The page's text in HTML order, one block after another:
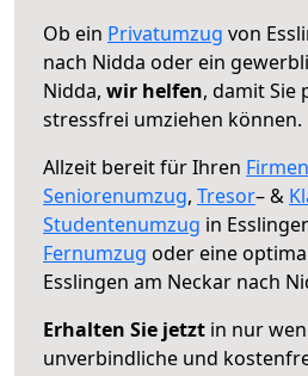
Ob ein Privatumzug von
nach Nidda oder ein
Nidda, wir helfen, damit Sie
stressfrei umziehen können.
Allzeit bereit für Ihren
Seniorenumzug, Tresor– &
Studentenumzug in
Fernumzug oder eine
Esslingen am Neckar nach
Erhalten Sie jetzt in nur
unverbindliche und